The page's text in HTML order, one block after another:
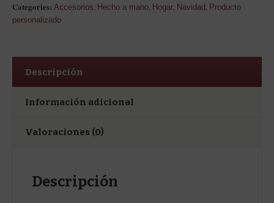
Categories: Accesorios, Hecho a mano, Hogar, Navidad , Producto
personalizado
Descripción
Información adicional
Valoraciones (0)
Descripción